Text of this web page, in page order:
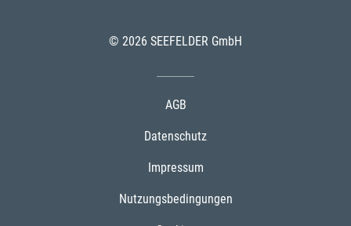
© 2026 SEEFELDER GmbH
AGB
Datenschutz
Impressum
Nutzungsbedingungen